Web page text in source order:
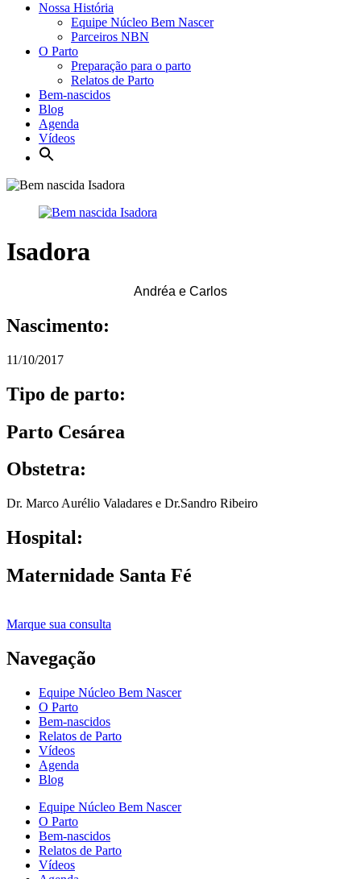
Nossa História
Equipe Núcleo Bem Nascer
Parceiros NBN
O Parto
Preparação para o parto
Relatos de Parto
Bem-nascidos
Blog
Agenda
Vídeos
Isadora
Andréa e Carlos
Nascimento:
11/10/2017
Tipo de parto:
Parto Cesárea
Obstetra:
Dr. Marco Aurélio Valadares e Dr.Sandro Ribeiro
Hospital:
Maternidade Santa Fé
Marque sua consulta
Navegação
Equipe Núcleo Bem Nascer
O Parto
Bem-nascidos
Relatos de Parto
Vídeos
Agenda
Blog
Equipe Núcleo Bem Nascer
O Parto
Bem-nascidos
Relatos de Parto
Vídeos